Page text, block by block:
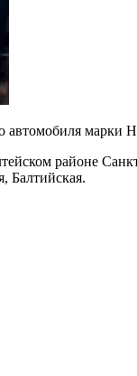
автомобиля марки
районе
Балтийская.